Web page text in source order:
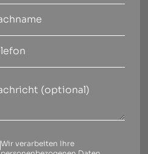
Wir verarbeiten Ihre